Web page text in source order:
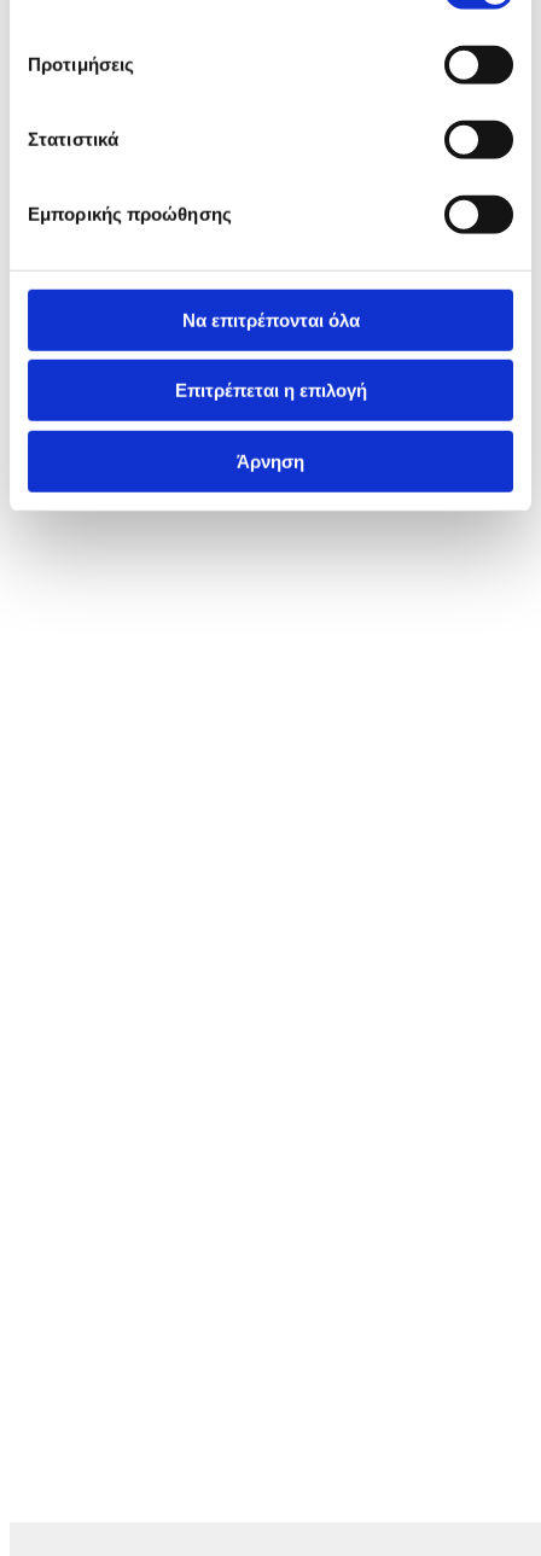
Προτιμήσεις
Στατιστικά
Εμπορικής προώθησης
Να επιτρέπονται όλα
Επιτρέπεται η επιλογή
Άρνηση